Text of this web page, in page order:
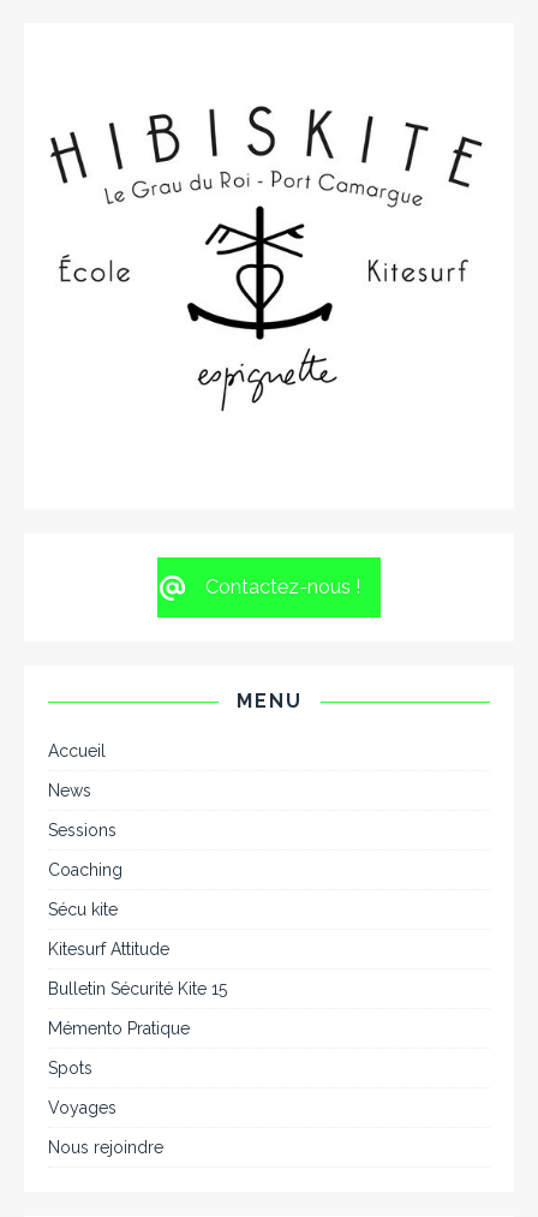
Contactez-nous !
MENU
Accueil
News
Sessions
Coaching
Sécu kite
Kitesurf Attitude
Bulletin Sécurité Kite 15
Mémento Pratique
Spots
Voyages
Nous rejoindre